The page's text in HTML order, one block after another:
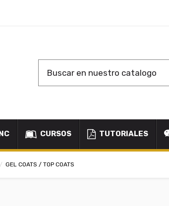
CURSOS TUTORIALES
GEL COATS / TOP COATS